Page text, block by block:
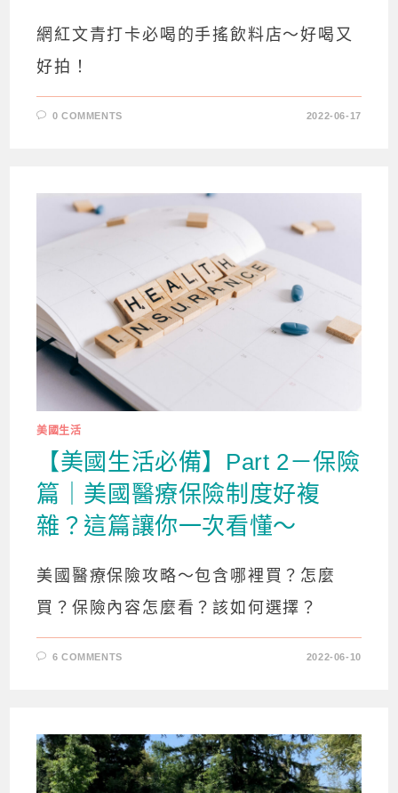
網紅文青打卡必喝的手搖飲料店～好喝又
好拍！
0 COMMENTS 2022-06-17
美國生活
【美國生活必備】Part 2－保險
篇｜美國醫療保險制度好複
雜？這篇讓你一次看懂～
美國醫療保險攻略～包含哪裡買？怎麼
買？保險內容怎麼看？該如何選擇？
6 COMMENTS 2022-06-10